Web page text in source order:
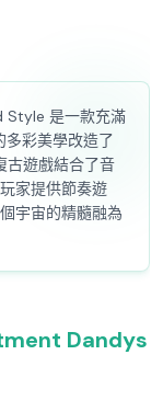
是一款充滿
彩美學改造了
古遊戲結合了音
家提供節奏遊
宇宙的精髓融為
Dandys